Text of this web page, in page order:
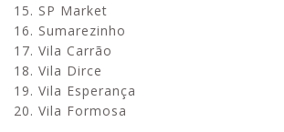
15. SP Market
16. Sumarezinho
17. Vila Carrão
18. Vila Dirce
19. Vila Esperança
20. Vila Formosa